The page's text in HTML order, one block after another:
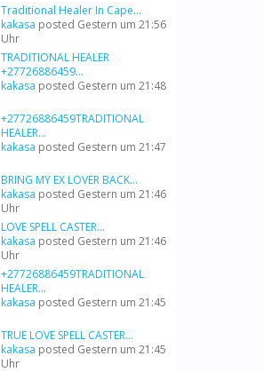
Traditional Healer In Cape...
kakasa posted Gestern um 21:56
Uhr
TRADITIONAL HEALER
+27726886459...
kakasa posted Gestern um 21:48
+27726886459TRADITIONAL
HEALER...
kakasa posted Gestern um 21:47
BRING MY EX LOVER BACK...
kakasa posted Gestern um 21:46
Uhr
LOVE SPELL CASTER...
kakasa posted Gestern um 21:46
Uhr
+27726886459TRADITIONAL
HEALER...
kakasa posted Gestern um 21:45
TRUE LOVE SPELL CASTER...
kakasa posted Gestern um 21:45
Uhr